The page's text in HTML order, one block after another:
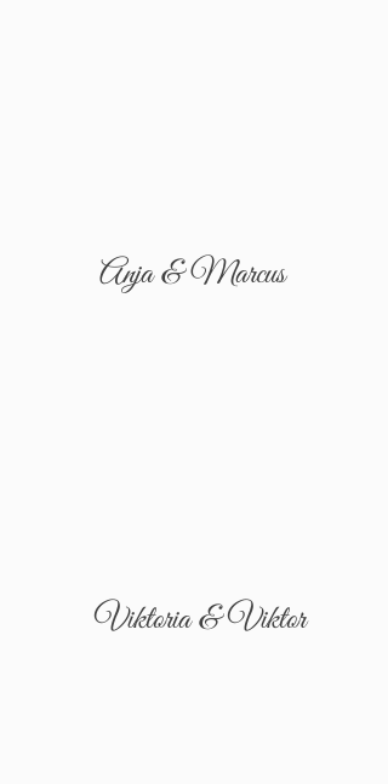
Anja & Marcus
Viktoria & Viktor